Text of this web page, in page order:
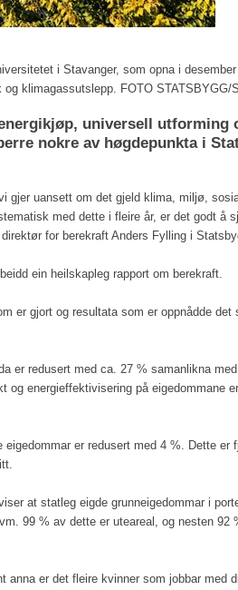
i Stavanger, som opna i
klimagassutslepp. FOTO STATSBYGG/
universell utforming
nokre av høgdepunkta i
gjer uansett om det gjeld klima, miljø,
med dette i fleire år, er det godt å
for berekraft Anders Fylling i
ein heilskapleg rapport om berekraft.
er gjort og resultata som er oppnådde det
er redusert med ca. 27 % samanlikna
og energieffektivisering på eigedommane
er redusert med 4 %. Dette er
at statleg eigde grunneigedommar i
99 % av dette er uteareal, og nesten 92
anna er det fleire kvinner som jobbar med